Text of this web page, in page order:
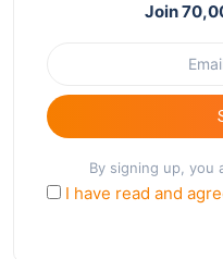
Join
By signing up, you
I have read and